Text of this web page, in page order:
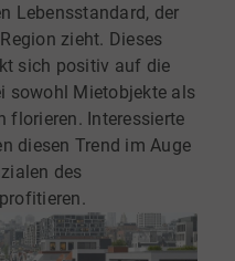
Lebensstandard, der
zieht. Dieses
sich positiv auf die
sowohl Mietobjekte als
florieren. Interessierte
diesen Trend im Auge
des